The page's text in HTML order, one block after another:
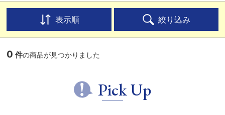
表示順 絞り込み
0 件の商品が見つかりました
Pick Up